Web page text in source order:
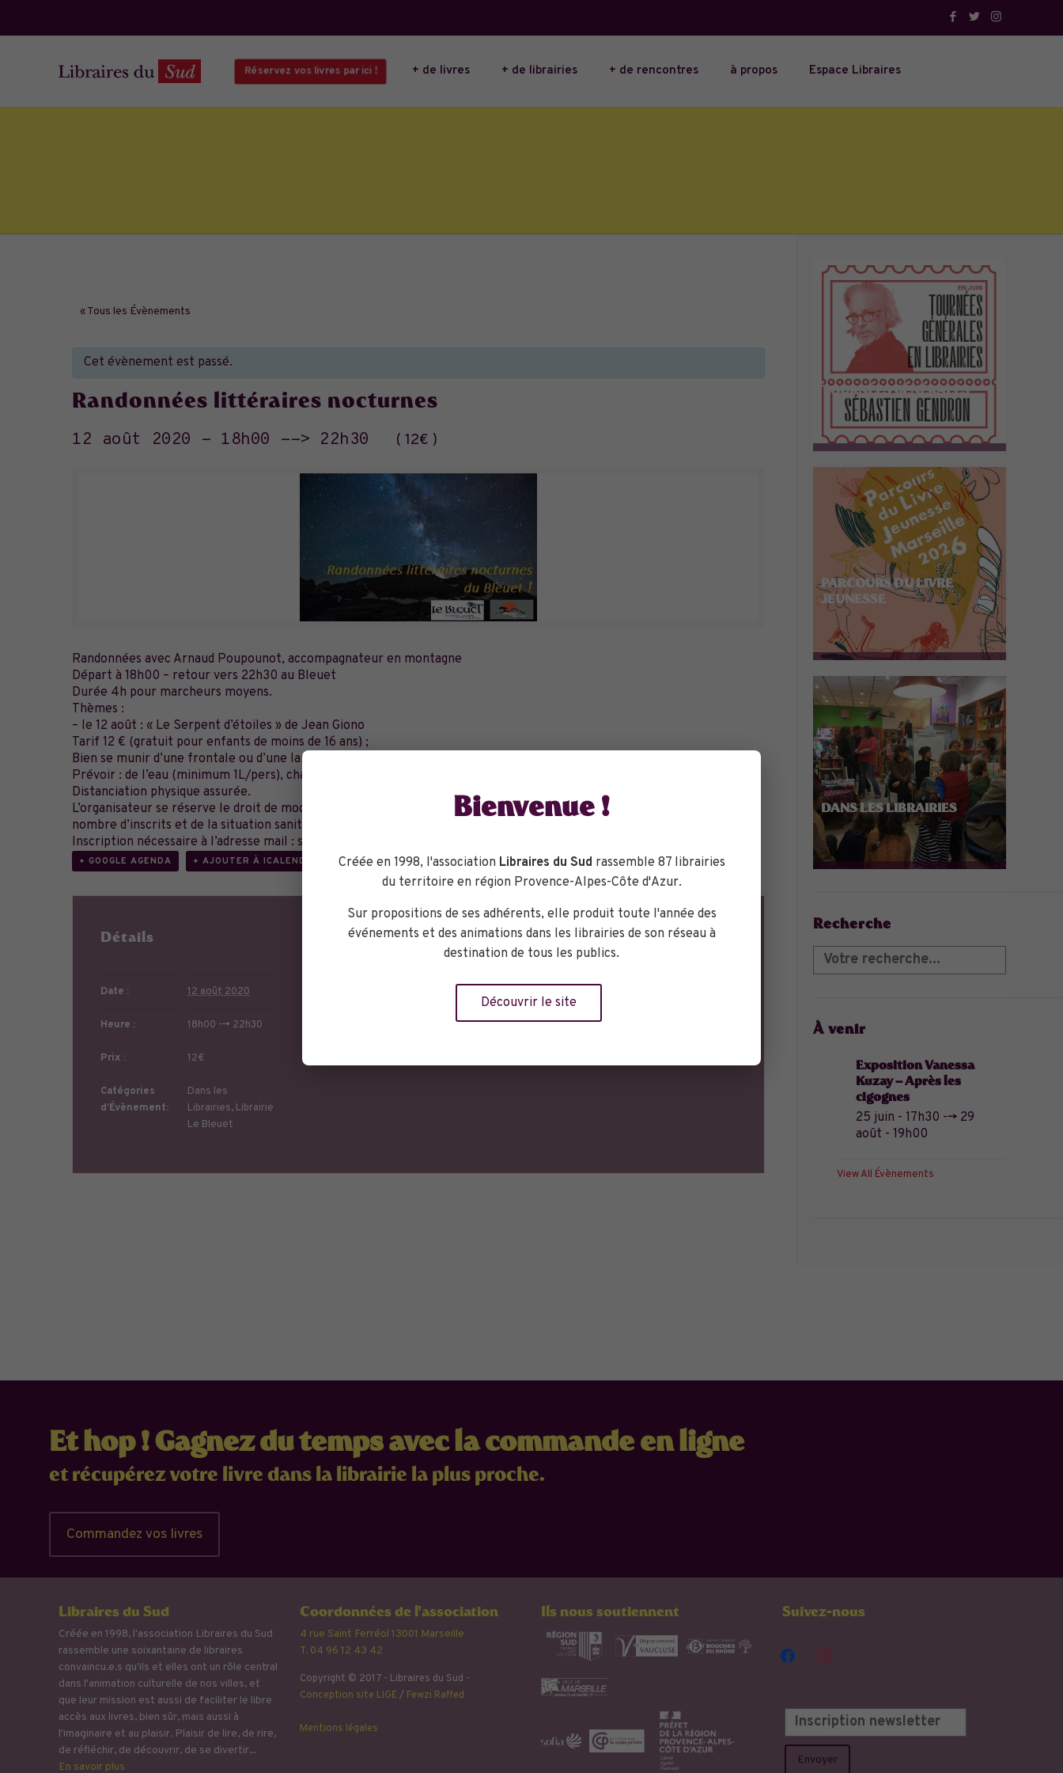
Réservez vos livres par ici ! + de livres + de librairies + de rencontres à propos Espace Libraires
« Tous les Évènements
Cet évènement est passé.
Randonnées littéraires nocturnes
12 août 2020 - 18h00 --> 22h30 12€
Randonnées avec Arnaud Poupounot, accompagnateur en montagne
Départ à 18h00 – retour vers 22h30 au Bleuet
Durée 4h pour marcheurs moyens.
Thèmes :
– le 12 août : « Le Serpent d’étoiles » de Jean Giono
Tarif 12 € (gratuit pour enfants de moins de 16 ans) ;
Bien se munir d’une frontale ou d’une lampe torche !
Prévoir : de l’eau (minimum 1L/pers), chaussures de marche, vêtement chaud / de pluie.
Distanciation physique assurée.
L’organisateur se réserve le droit de modifier ou d’annuler la randonnée en fonction des conditions climatiques, du
nombre d’inscrits et de la situation sanitaire.
Inscription nécessaire à l’adresse mail : sabine.lebleuet@orange.fr
+ GOOGLE AGENDA + AJOUTER À ICALENDAR
Détails
Date : 12 août 2020
Heure : 18h00 --> 22h30
Prix : 12€
Catégories
d’Évènement:
Dans les
Librairies, Librairie
Le Bleuet
Lieu
TOURNÉES GÉNÉRALES
PARCOURS DU LIVRE
JEUNESSE
DANS LES LIBRAIRIES
Recherche
À venir
Exposition Vanessa
Kuzay – Après les
cigognes
25 juin - 17h30 --> 29
août - 19h00
View All Évènements
Et hop ! Gagnez du temps avec la commande en ligne
et récupérez votre livre dans la librairie la plus proche.
Commandez vos livres
Libraires du Sud
Créée en 1998, l'association Libraires du Sud
rassemble une soixantaine de libraires
convaincu.e.s qu’ils et elles ont un rôle central
dans l'animation culturelle de nos villes, et
que leur mission est aussi de faciliter le libre
accès aux livres, bien sûr, mais aussi à
l'imaginaire et au plaisir. Plaisir de lire, de rire,
de réfléchir, de découvrir, de se divertir...
En savoir plus
Coordonnées de l'association
4 rue Saint Ferréol 13001 Marseille
T. 04 96 12 43 42
Copyright © 2017 - Libraires du Sud -
Conception site LIGE / Fewzi Raffed
Mentions légales
Ils nous soutiennent Suivez-nous
facebookinstagram
Bienvenue !
Créée en 1998, l'association Libraires du Sud rassemble 87 librairies
du territoire en région Provence-Alpes-Côte d'Azur.
Sur propositions de ses adhérents, elle produit toute l'année des
événements et des animations dans les librairies de son réseau à
destination de tous les publics.
Découvrir le site